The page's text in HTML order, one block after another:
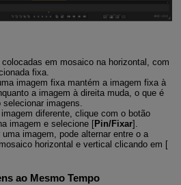
em mosaico na horizontal, com
fixa.
imagem fixa mantém a imagem fixa à
a imagem à direita muda, o que é
imagens.
diferente, clique com o botão
imagem e selecione [Pin/Fixar].
uma imagem, pode alternar entre o a
horizontal e vertical clicando em [
ao Mesmo Tempo